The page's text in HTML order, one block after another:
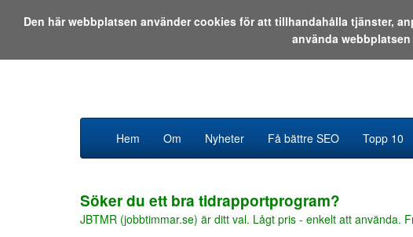
Hem Om Nyheter Få bättre SEO Topp 10
Söker du ett bra tidrapportprogram?
JBTMR (jobbtimmar.se) är ditt val. Lågt pris - enkelt att använda.
Den här webbplatsen använder cookies för att tillhandahålla tjänster,
använda